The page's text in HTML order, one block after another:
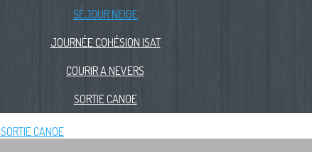
SÉJOUR NEIGE
JOURNÉE COHÉSION ISAT
COURIR A NEVERS
SORTIE CANOE
SORTIE CANOE